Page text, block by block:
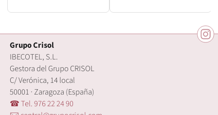
Grupo Crisol
IBECOTEL, S.L.
Gestora del Grupo CRISOL
C/ Verónica, 14 local
50001 · Zaragoza (España)
☎ Tel. 976 22 24 90